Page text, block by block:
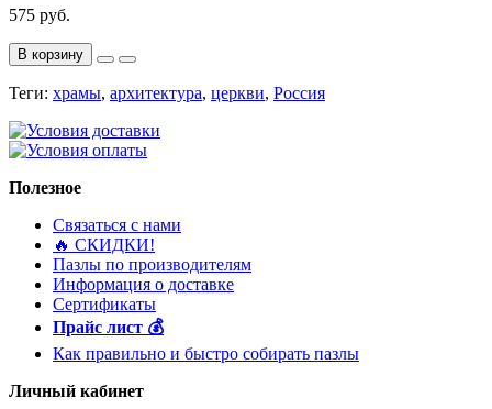
575 руб.
В корзину
Теги: храмы, архитектура, церкви, Россия
Полезное
Связаться с нами
🔥 ️СКИДКИ!
Пазлы по производителям
Информация о доставке
Сертификаты
Прайс лист 💰
Как правильно и быстро собирать пазлы
Личный кабинет